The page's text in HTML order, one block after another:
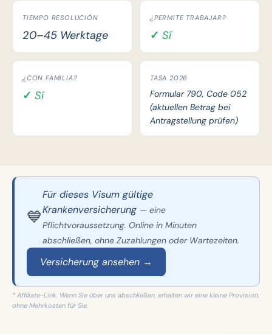
TIEMPO RESOLUCIÓN
20–45 Werktage
¿PERMITE TRABAJAR?
✓ Sí
¿CON FAMILIA?
✓ Sí
TASA 2026
Formular 790, Code 052
(aktuellen Betrag bei
Antragstellung prüfen)
💙
Für dieses Visum gültige
Krankenversicherung — eine
Pflichtvoraussetzung. Online in Minuten
abschließen, ohne Zuzahlungen oder Wartezeiten.
Versicherung ansehen →
* Affiliate-Link. Wenn Sie über uns abschließen, erhalten wir eine kleine Provision,
ohne Mehrkosten für Sie.